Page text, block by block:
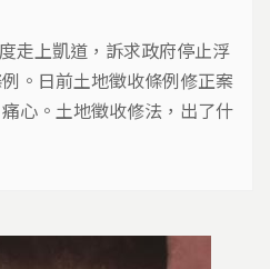
走上凱道，訴求政府停止浮
。日前土地徵收條例修正案
心。土地徵收修法，出了什
地，到底有多困難？